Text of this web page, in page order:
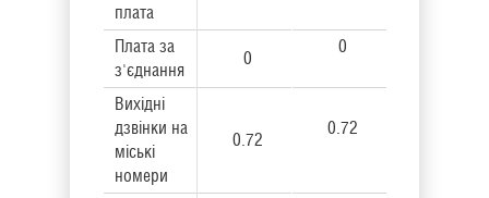
плата
Плата за
з'єднання
0
0
Вихідні
дзвінки на
міські
номери
0.72
0.72